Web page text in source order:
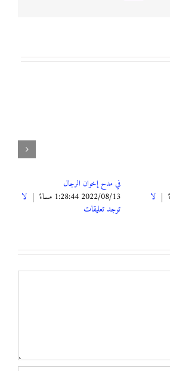
المتشابه من الدوبيت والشعر العربي
2022/08/13 1:17:56 مساءً
لا
2022/08/13 1:08:25